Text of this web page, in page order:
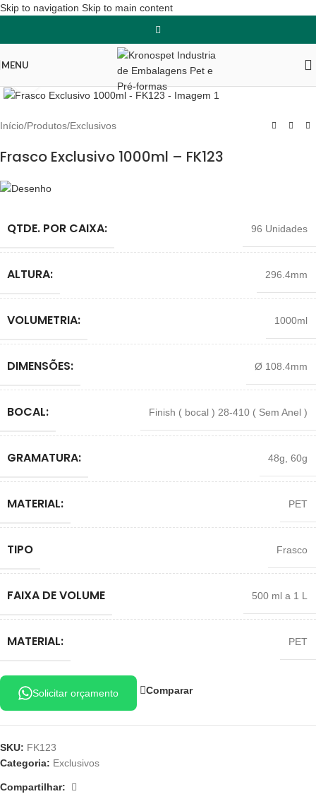
Skip to navigation Skip to main content
MENU
Clique para ampliar
Início/Produtos/Exclusivos
Frasco Exclusivo 1000ml – FK123
QTDE. POR CAIXA: 96 Unidades
ALTURA: 296.4mm
VOLUMETRIA: 1000ml
DIMENSÕES: Ø 108.4mm
BOCAL: Finish ( bocal ) 28-410 ( Sem Anel )
GRAMATURA: 48g 60g
MATERIAL: PET
TIPO Frasco
FAIXA DE VOLUME 500 ml a 1 L
MATERIAL: PET
Solicitar orçamento Comparar
SKU: FK123
Categoria: Exclusivos
Compartilhar: